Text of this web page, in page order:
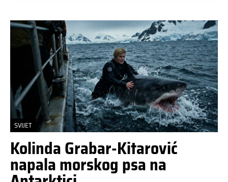
SVIJET
Kolinda Grabar-Kitarović
napala morskog psa na